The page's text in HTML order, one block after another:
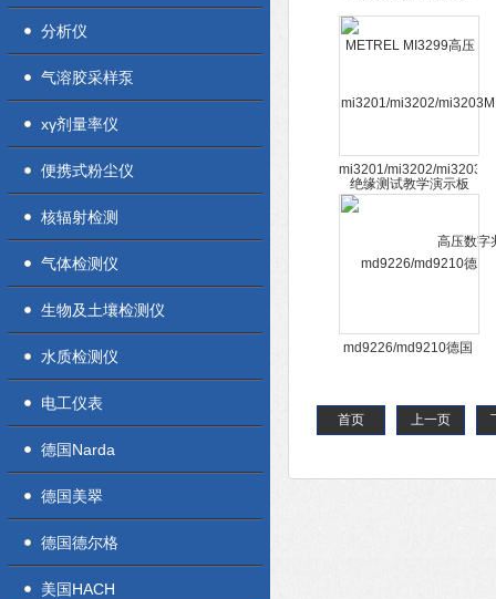
分析仪
气溶胶采样泵
xγ剂量率仪
便携式粉尘仪
核辐射检测
气体检测仪
生物及土壤检测仪
水质检测仪
电工仪表
德国Narda
德国美翠
德国德尔格
美国HACH
MI3299高压绝缘测试教
学演示板
mi3201/mi3202/
高压数字兆欧表
md9226/md9210德国
效值电流钳
首页 上一页